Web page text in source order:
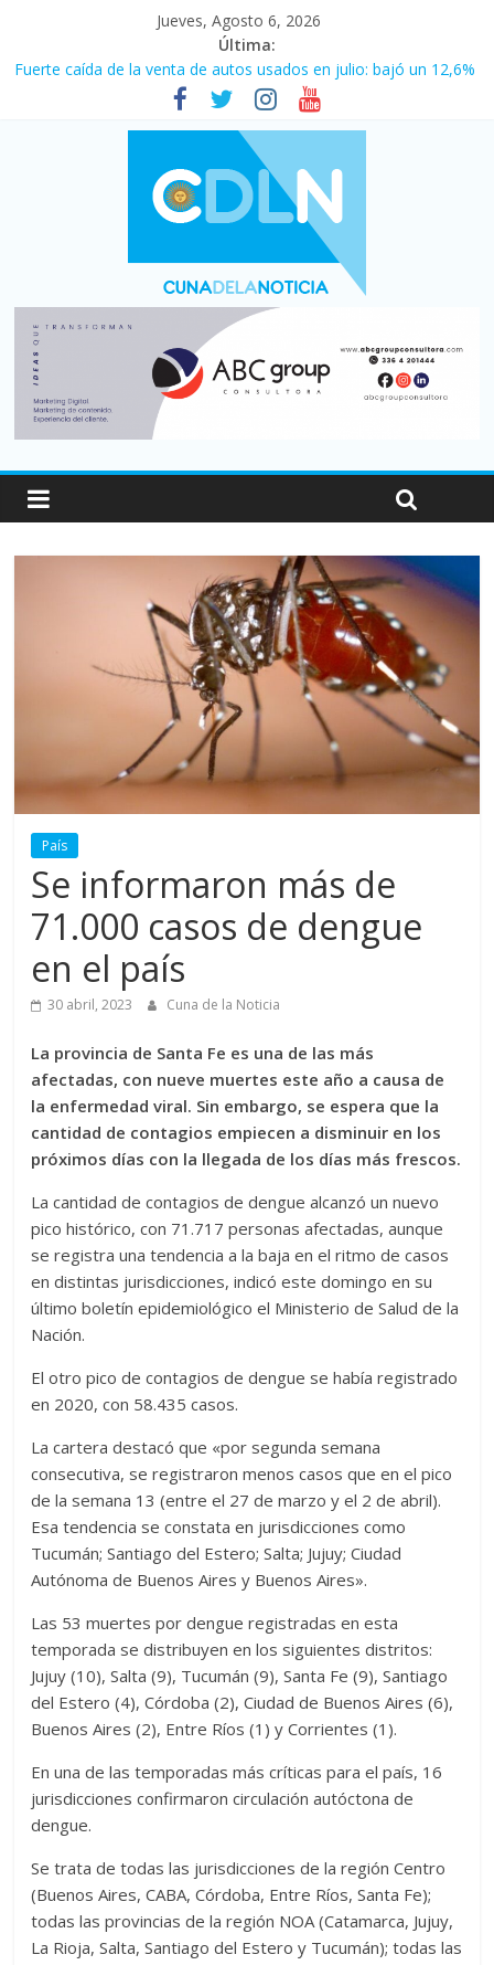
Jueves, Agosto 6, 2026
Última:
Fuerte caída de la venta de autos usados en julio: bajó un 12,6%
Central venció 1 a 0 al River de Coudet en el Monumental
La morosidad alcanzó su nivel más alto en dos décadas y ya
afecta a 400 mil deudores en Santa Fe
Desde que asumió Milei cerraron 41.000 kioscos: el sector
denuncia crisis como en 2001
Vacaciones de invierno con más movimiento y consumo
turístico: 4,6 millones de personas viajaron por el país, un 5,9%
País
Se informaron más de
71.000 casos de dengue
en el país
30 abril, 2023 Cuna de la Noticia
La provincia de Santa Fe es una de las más
afectadas, con nueve muertes este año a causa de
la enfermedad viral. Sin embargo, se espera que la
cantidad de contagios empiecen a disminuir en los
próximos días con la llegada de los días más frescos.
La cantidad de contagios de dengue alcanzó un nuevo
pico histórico, con 71.717 personas afectadas, aunque
se registra una tendencia a la baja en el ritmo de casos
en distintas jurisdicciones, indicó este domingo en su
último boletín epidemiológico el Ministerio de Salud de la
Nación.
El otro pico de contagios de dengue se había registrado
en 2020, con 58.435 casos.
La cartera destacó que «por segunda semana
consecutiva, se registraron menos casos que en el pico
de la semana 13 (entre el 27 de marzo y el 2 de abril).
Esa tendencia se constata en jurisdicciones como
Tucumán; Santiago del Estero; Salta; Jujuy; Ciudad
Autónoma de Buenos Aires y Buenos Aires».
Las 53 muertes por dengue registradas en esta
temporada se distribuyen en los siguientes distritos:
Jujuy (10), Salta (9), Tucumán (9), Santa Fe (9), Santiago
del Estero (4), Córdoba (2), Ciudad de Buenos Aires (6),
Buenos Aires (2), Entre Ríos (1) y Corrientes (1).
En una de las temporadas más críticas para el país, 16
jurisdicciones confirmaron circulación autóctona de
dengue.
Se trata de todas las jurisdicciones de la región Centro
(Buenos Aires, CABA, Córdoba, Entre Ríos, Santa Fe);
todas las provincias de la región NOA (Catamarca, Jujuy,
La Rioja, Salta, Santiago del Estero y Tucumán); todas las